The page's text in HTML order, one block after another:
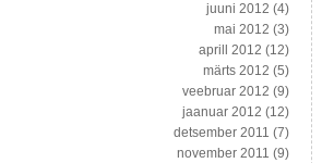
juuni 2012 (4)
mai 2012 (3)
aprill 2012 (12)
märts 2012 (5)
veebruar 2012 (9)
jaanuar 2012 (12)
detsember 2011 (7)
november 2011 (9)